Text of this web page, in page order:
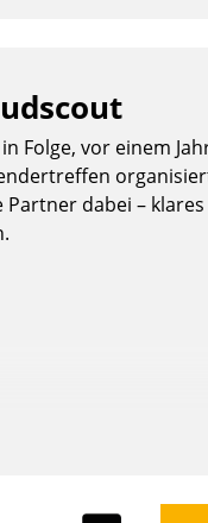
Folge, vor einem
dabei –